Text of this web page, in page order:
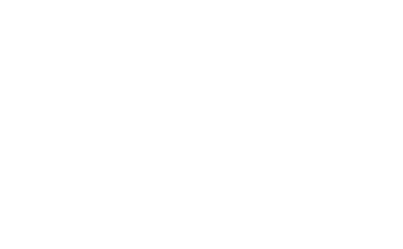
para mí.
canto haciéndome sentir libre de todo el peso de